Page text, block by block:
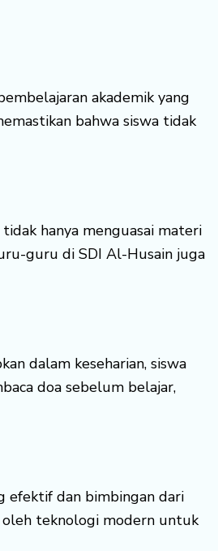
akademik yang
bahwa siswa tidak
hanya menguasai materi
guru di SDI Al-Husain juga
dalam keseharian, siswa
doa sebelum belajar,
efektif dan bimbingan dari
oleh teknologi modern untuk